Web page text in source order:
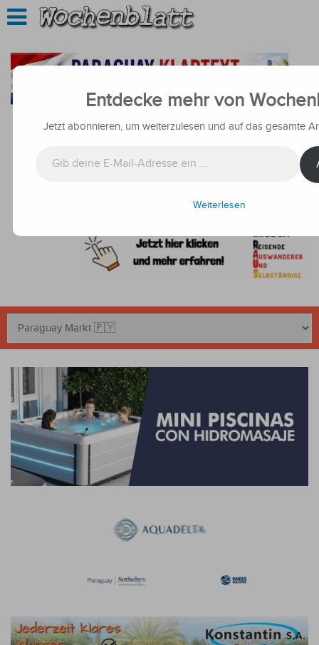
Entdecke mehr von
Jetzt abonnieren, um weiterzulesen und auf das gesamte
Weiterlesen